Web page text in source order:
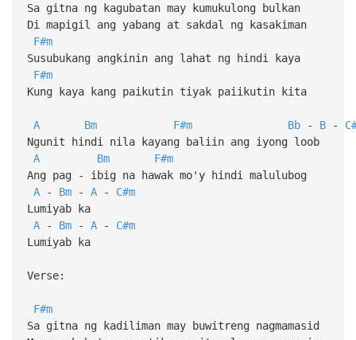
Sa gitna ng kagubatan may kumukulong bulkan
Di mapigil ang yabang at sakdal ng kasakiman
F#m
Susubukang angkinin ang lahat ng hindi kaya
F#m
Kung kaya kang paikutin tiyak paiikutin kita
A Bm F#m Bb- B-
Ngunit hindi nila kayang baliin ang iyong loob
A
Bm
F#m
Ang pag - ibig na hawak mo'y hindi malulubog
A- Bm- A- C#m
Lumiyab ka
A- Bm- A- C#m
Lumiyab ka
Verse:
F#m
Sa gitna ng kadiliman may buwitreng nagmamasid